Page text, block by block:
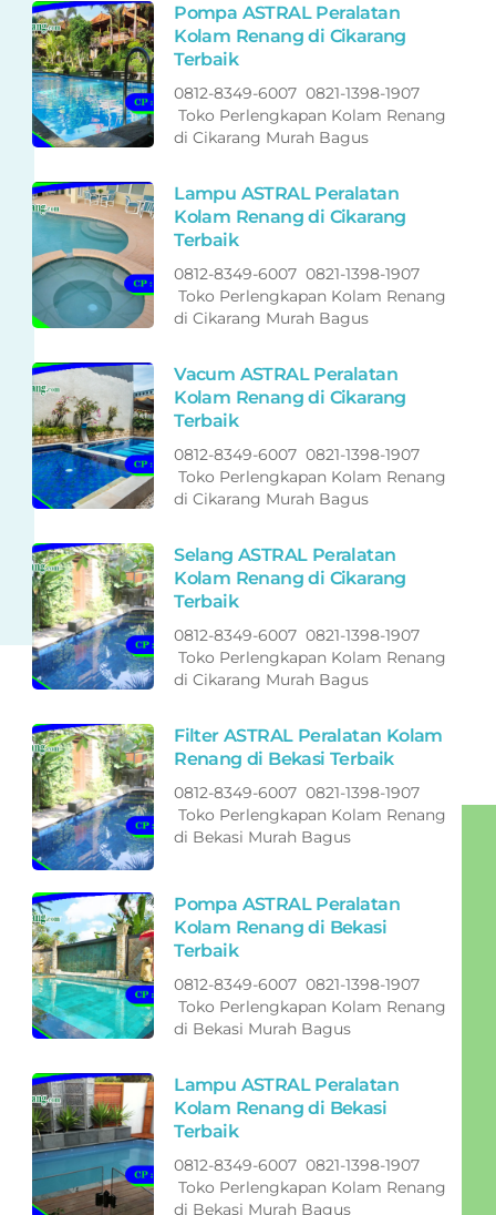
Pompa ASTRAL Peralatan
Kolam Renang di Cikarang
Terbaik
0812-8349-6007 0821-1398-1907
Toko Perlengkapan Kolam Renang
di Cikarang Murah Bagus
Lampu ASTRAL Peralatan
Kolam Renang di Cikarang
Terbaik
0812-8349-6007 0821-1398-1907
Toko Perlengkapan Kolam Renang
di Cikarang Murah Bagus
Vacum ASTRAL Peralatan
Kolam Renang di Cikarang
Terbaik
0812-8349-6007 0821-1398-1907
Toko Perlengkapan Kolam Renang
di Cikarang Murah Bagus
Selang ASTRAL Peralatan
Kolam Renang di Cikarang
Terbaik
0812-8349-6007 0821-1398-1907
Toko Perlengkapan Kolam Renang
di Cikarang Murah Bagus
Filter ASTRAL Peralatan Kolam
Renang di Bekasi Terbaik
0812-8349-6007 0821-1398-1907
Toko Perlengkapan Kolam Renang
di Bekasi Murah Bagus
Pompa ASTRAL Peralatan
Kolam Renang di Bekasi
Terbaik
0812-8349-6007 0821-1398-1907
Toko Perlengkapan Kolam Renang
di Bekasi Murah Bagus
Lampu ASTRAL Peralatan
Kolam Renang di Bekasi
Terbaik
0812-8349-6007 0821-1398-1907
Toko Perlengkapan Kolam Renang
di Bekasi Murah Bagus